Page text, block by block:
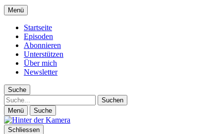
Menü
Startseite
Episoden
Abonnieren
Unterstützen
Über mich
Newsletter
Suche
Suche
Menü Suche
Schliessen